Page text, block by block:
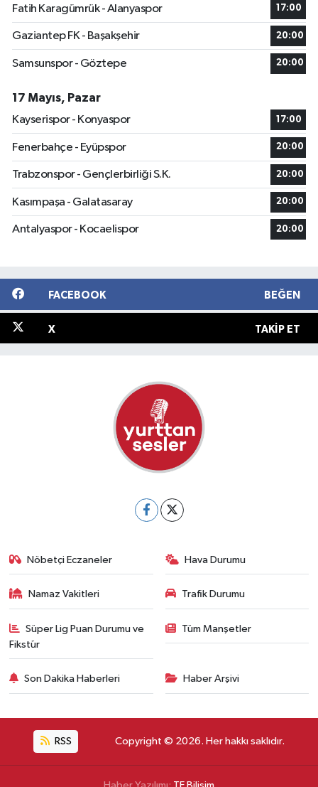
Fatih Karagümrük - Alanyaspor
17:00
Gaziantep FK - Başakşehir 20:00
Samsunspor - Göztepe 20:00
17 Mayıs, Pazar
Kayserispor - Konyaspor
17:00
Fenerbahçe - Eyüpspor 20:00
Trabzonspor - Gençlerbirliği S.K. 20:00
Kasımpaşa - Galatasaray 20:00
Antalyaspor - Kocaelispor 20:00
FACEBOOK BEĞEN
X TAKIP ET
Nöbetçi Eczaneler Hava Durumu
Namaz Vakitleri Trafik Durumu
Süper Lig Puan Durumu ve
Fikstür
Tüm Manşetler
Son Dakika Haberleri Haber Arşivi
RSS Copyright © 2026. Her hakkı saklıdır.